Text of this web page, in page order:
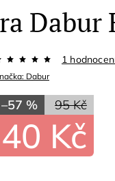
Dabur
Dabur
1
95 Kč
–57 %
40 Kč